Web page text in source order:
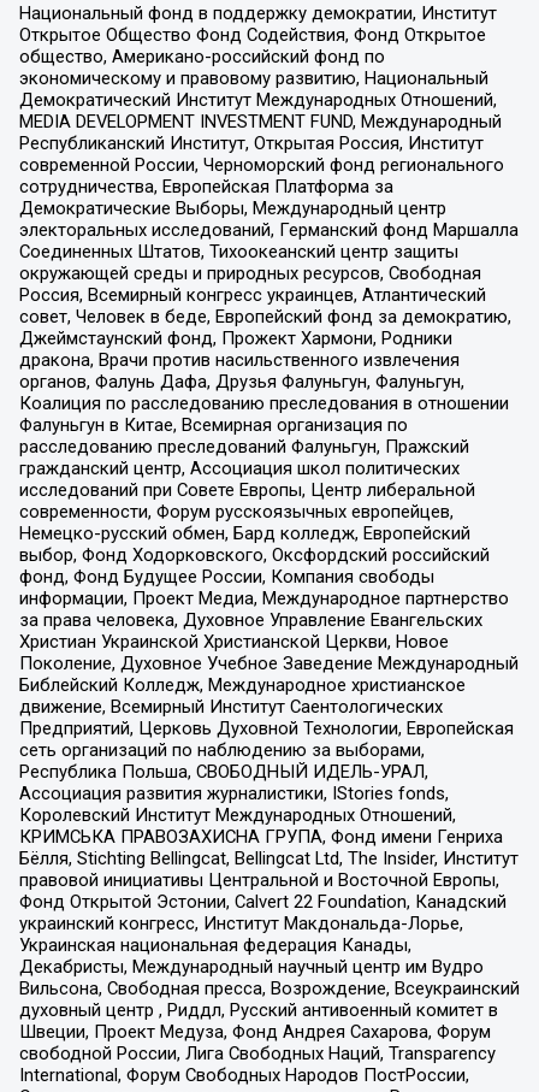
Национальный фонд в поддержку демократии, Институт
Открытое Общество Фонд Содействия, Фонд Открытое
общество, Американо-российский фонд по
экономическому и правовому развитию, Национальный
Демократический Институт Международных Отношений,
MEDIA DEVELOPMENT INVESTMENT FUND, Международный
Республиканский Институт, Открытая Россия, Институт
современной России, Черноморский фонд регионального
сотрудничества, Европейская Платформа за
Демократические Выборы, Международный центр
электоральных исследований, Германский фонд Маршалла
Соединенных Штатов, Тихоокеанский центр защиты
окружающей среды и природных ресурсов, Свободная
Россия, Всемирный конгресс украинцев, Атлантический
совет, Человек в беде, Европейский фонд за демократию,
Джеймстаунский фонд, Прожект Хармони, Родники
дракона, Врачи против насильственного извлечения
органов, Фалунь Дафа, Друзья Фалуньгун, Фалуньгун,
Коалиция по расследованию преследования в отношении
Фалуньгун в Китае, Всемирная организация по
расследованию преследований Фалуньгун, Пражский
гражданский центр, Ассоциация школ политических
исследований при Совете Европы, Центр либеральной
современности, Форум русскоязычных европейцев,
Немецко-русский обмен, Бард колледж, Европейский
выбор, Фонд Ходорковского, Оксфордский российский
фонд, Фонд Будущее России, Компания свободы
информации, Проект Медиа, Международное партнерство
за права человека, Духовное Управление Евангельских
Христиан Украинской Христианской Церкви, Новое
Поколение, Духовное Учебное Заведение Международный
Библейский Колледж, Международное христианское
движение, Всемирный Институт Саентологических
Предприятий, Церковь Духовной Технологии, Европейская
сеть организаций по наблюдению за выборами,
Республика Польша, СВОБОДНЫЙ ИДЕЛЬ-УРАЛ,
Ассоциация развития журналистики, IStories fonds,
Королевский Институт Международных Отношений,
КРИМСЬКА ПРАВОЗАХИСНА ГРУПА, Фонд имени Генриха
Бёлля, Stichting Bellingcat, Bellingcat Ltd, The Insider, Институт
правовой инициативы Центральной и Восточной Европы,
Фонд Открытой Эстонии, Calvert 22 Foundation, Канадский
украинский конгресс, Институт Макдональда-Лорье,
Украинская национальная федерация Канады,
Декабристы, Международный научный центр им Вудро
Вильсона, Свободная пресса, Возрождение, Всеукраинский
духовный центр , Риддл, Русский антивоенный комитет в
Швеции, Проект Медуза, Фонд Андрея Сахарова, Форум
свободной России, Лига Свободных Наций, Transparеncy
International, Форум Свободных Народов ПостРоссии,